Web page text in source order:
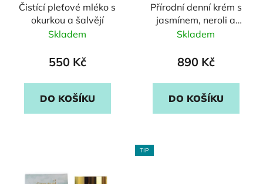
Čistící pleťové mléko s
okurkou a šalvějí
Skladem
550 Kč
DO KOŠÍKU
Přírodní denní krém s
jasmínem, neroli a
vitamínem E
Skladem
890 Kč
DO KOŠÍKU
TIP